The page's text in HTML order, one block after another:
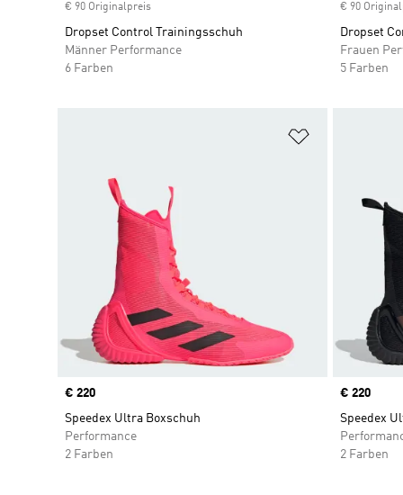
€ 90 Originalpreis
Dropset Control Trainingsschuh
Männer Performance
6 Farben
€ 90
Dropset
Frauen
5 Farben
Price
€ 220
Speedex Ultra Boxschuh
Performance
2 Farben
Price
€ 220
Speedex
2 Farben